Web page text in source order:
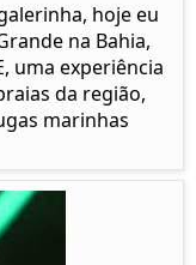
galerinha, hoje eu
na Bahia,
uma experiência
da região,
marinhas